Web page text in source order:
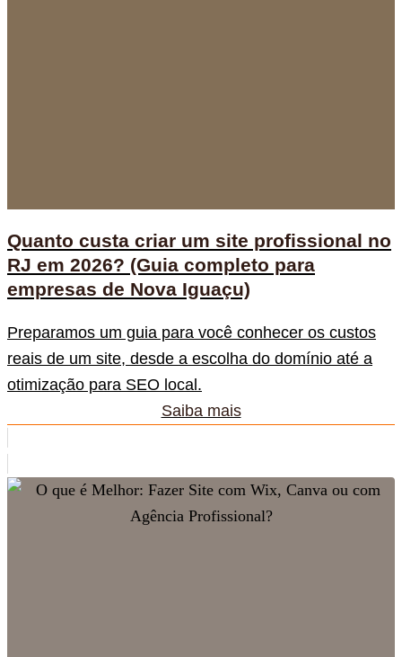
Quanto custa criar um site profissional no
RJ em 2026? (Guia completo para
empresas de Nova Iguaçu)
Preparamos um guia para você conhecer os custos
reais de um site, desde a escolha do domínio até a
otimização para SEO local.
Saiba mais